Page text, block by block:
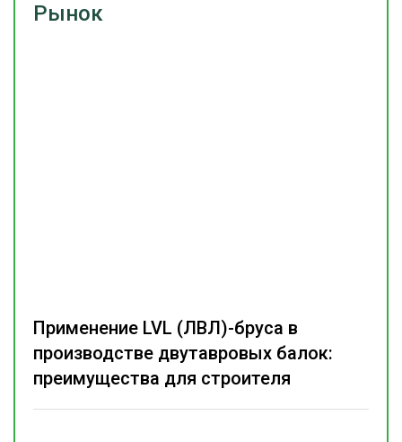
Рынок
Применение LVL (ЛВЛ)-бруса в
производстве двутавровых балок:
преимущества для строителя